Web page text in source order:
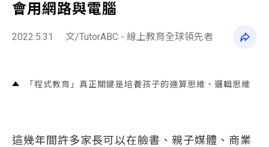
會用網路與電腦
2022.5.31 文/TutorABC - 線上教育全球領先者
「程式教育」真正關鍵是培養孩子的運算思維、邏輯思維
這幾年間許多家長可以在臉書、親子媒體、商業